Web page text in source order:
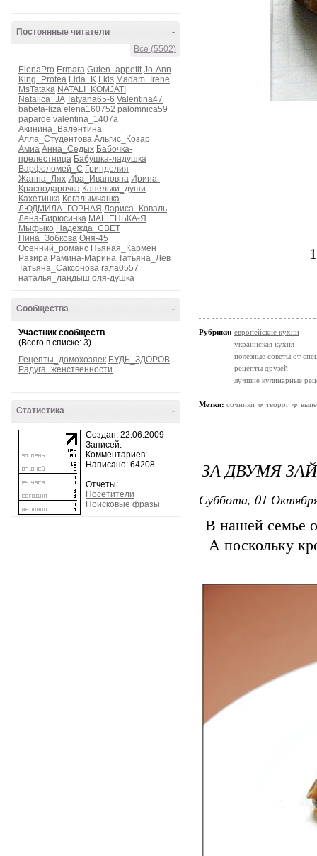
-
Постоянные читатели
Все (5502)
ElenaPro Ermara Guten_appetit Jo-Ann
King_Protea Lida_K Lkis Madam_Irene
MsTataka NATALI_KOMJATI
Natalica_JA Tatyana65-6 Valentina47
babeta-liza elena160752 palomnica59
paparde valentina_1407a
Акинина_Валентина
Алла_Студентова Альгис_Козар
Амиа Анна_Седых Бабочка-
прелестница Бабушка-ладушка
Варфоломей_С Гринделия
Жанна_Лях Ира_Ивановна Ирина-
Краснодарочка Капельки_души
Кахетинка Когалымчанка
ЛЮДМИЛА_ГОРНАЯ Лариса_Коваль
Лена-Бирюсинка МАШЕНЬКА-Я
Мыфыко Надежда_СВЕТ
Нина_Зобкова Оня-45
Осенний_романс Пьяная_Кармен
Разира Рамина-Марина Татьяна_Лев
Татьяна_Саксонова гала0557
наталья_ландыш оля-душка
-
Сообщества
Участник сообществ
(Всего в списке: 3)
Рецепты_домохозяек БУДЬ_ЗДОРОВ
Радуга_женственности
-
Статистика
Создан: 22.06.2009
Записей:
Комментариев:
Написано: 64208
Отчеты:
Посетители
Поисковые фразы
Рубрики: европейские кухни
украинская кухня
полезные советы от
рецепты друзей
лучшие кулинарные
Метки: сочники творог
ЗА ДВУМЯ
Суббота, 01
В нашей семье
А поскольку